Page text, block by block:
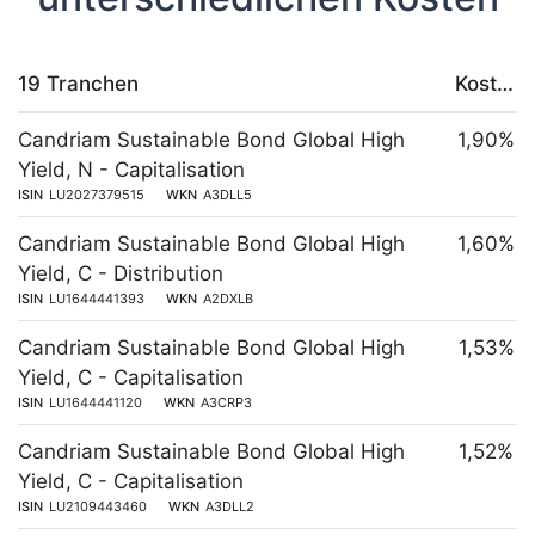
19 Tranchen Kosten
Candriam Sustainable Bond Global High
Yield, N - Capitalisation
ISIN LU2027379515 WKN A3DLL5
1,90%
Candriam Sustainable Bond Global High
Yield, C - Distribution
ISIN LU1644441393 WKN A2DXLB
1,60%
Candriam Sustainable Bond Global High
Yield, C - Capitalisation
ISIN LU1644441120 WKN A3CRP3
1,53%
Candriam Sustainable Bond Global High
Yield, C - Capitalisation
ISIN LU2109443460 WKN A3DLL2
1,52%